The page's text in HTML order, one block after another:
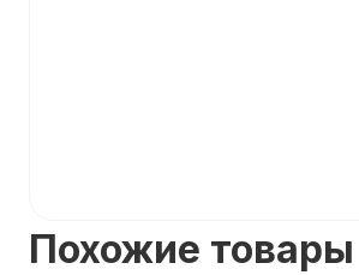
Похожие товары